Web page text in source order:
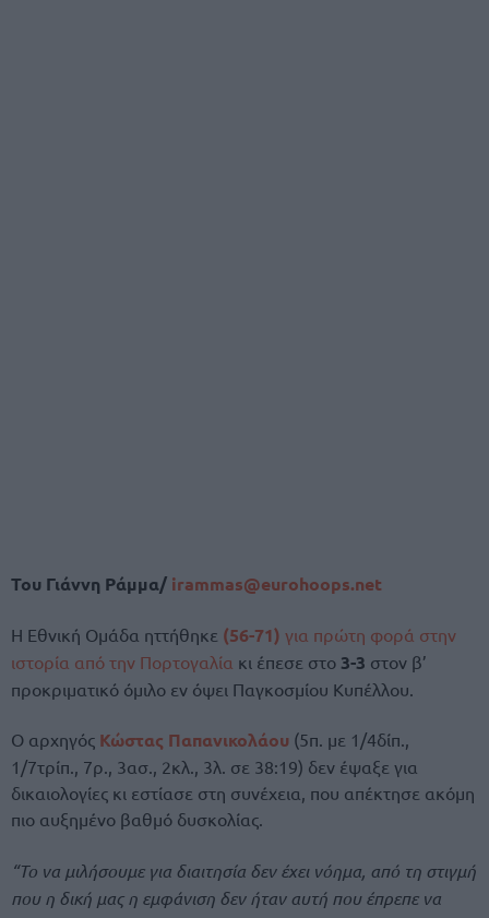
Του Γιάννη Ράμμα/ irammas@eurohoops.net
Η Εθνική Ομάδα ηττήθηκε (56-71) για πρώτη φορά στην
ιστορία από την Πορτογαλία κι έπεσε στο 3-3 στον β’
προκριματικό όμιλο εν όψει Παγκοσμίου Κυπέλλου.
Ο αρχηγός Κώστας Παπανικολάου (5π. με 1/4δίπ.,
1/7τρίπ., 7ρ., 3ασ., 2κλ., 3λ. σε 38:19) δεν έψαξε για
δικαιολογίες κι εστίασε στη συνέχεια, που απέκτησε ακόμη
πιο αυξημένο βαθμό δυσκολίας.
“Το να μιλήσουμε για διαιτησία δεν έχει νόημα, από τη στιγμή
που η δική μας η εμφάνιση δεν ήταν αυτή που έπρεπε να